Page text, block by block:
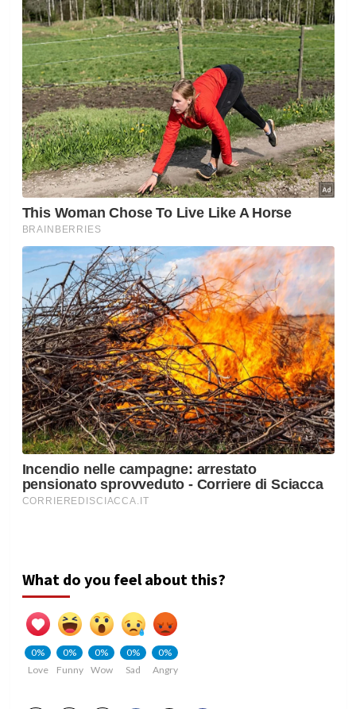
What do you feel about this?
0%
Love
0%
Funny
0%
Wow
0%
Sad
0%
Angry